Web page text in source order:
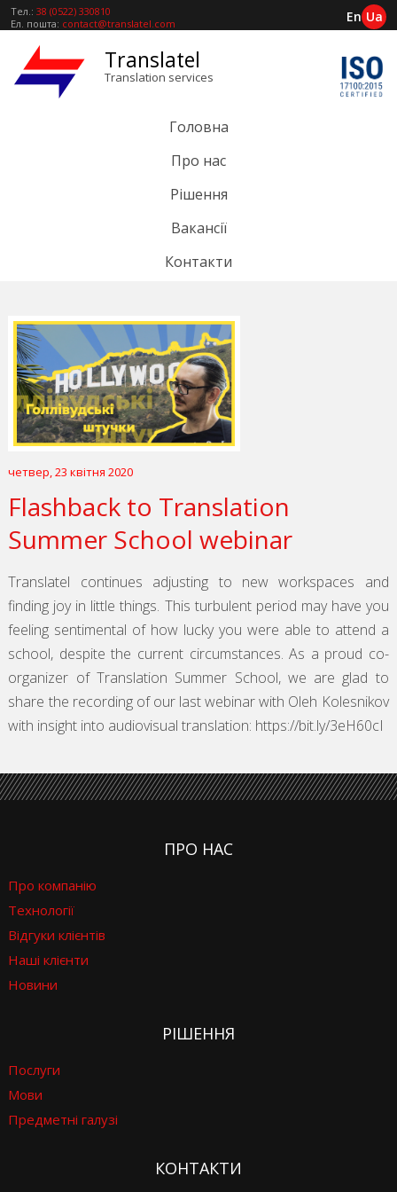
Тел.: 38 (0522) 330810
Ел. пошта: contact@translatel.com En Ua
Translatel
Translation services
Головна
Про нас
Рішення
Вакансії
Контакти
четвер, 23 квітня 2020
Flashback to Translation
Summer School webinar
Translatel continues adjusting to new workspaces and
finding joy in little things. This turbulent period may have you
feeling sentimental of how lucky you were able to attend a
school, despite the current circumstances. As a proud co-
organizer of Translation Summer School, we are glad to
share the recording of our last webinar with Oleh Kolesnikov
with insight into audiovisual translation: https://bit.ly/3eH60cI
ПРО НАС
Про компанію
Технології
Відгуки клієнтів
Наші клієнти
Новини
РІШЕННЯ
Послуги
Мови
Предметні галузі
КОНТАКТИ